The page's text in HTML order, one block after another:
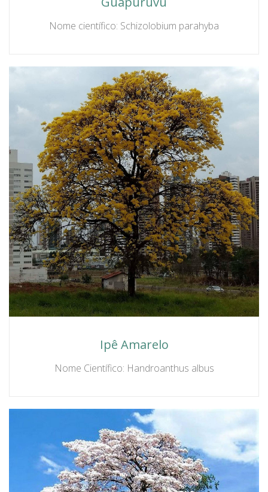
Nome científico: Schizolobium parahyba
Ipê Amarelo
Nome Científico: Handroanthus albus